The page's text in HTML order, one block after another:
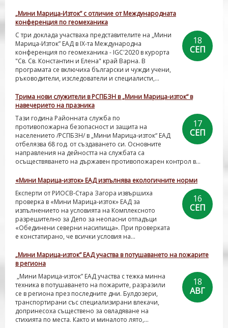
„Мини Марица-Изток” с отличие от Международната
конференция по геомеханика
18
СЕП
С три доклада участваха представителите на „Мини
Марица-Изток” ЕАД в ІХ-та Международна
конференция по геомеханика - IGC'2020 в курорта
"Св. Св. Константин и Елена" край Варна. В
програмата се включиха български и чужди учени,
ръководители, изследователи и специалисти,...
Трима нови служители в РСПБЗН в „Мини Марица-изток“ в
навечерието на празника
17
СЕП
Тази година Районната служба по
противопожарна безопасност и защита на
населението /РСПБЗН/ в „Мини Марица-изток“ ЕАД
отбелязва 68 год. от създаването си. Основните
направления на дейността на службата са
осъществяването на държавен противопожарен контрол в...
«Мини Марица-изток» ЕАД изпълнява екологичните норми
16
СЕП
Експерти от РИОСВ-Стара Загора извършиха
проверка в «Мини Марица-изток» ЕАД за
изпълнението на условията на Комплексното
разрешително за Депо за неопасни отпадъци
«Обединени северни насипища». При проверката
е констатирано, че всички условия на...
„Мини Марица-изток” ЕАД участва в потушаването на пожарите
в региона
18
АВГ
„Мини Марица-изток” ЕАД участва с тежка минна
техника в потушаването на пожарите, разразили
се в региона през последните дни. Булдозери,
транспортирани със специализирани влекачи,
допринесоха съществено за овладяване на
стихията по места. Както и миналото лято,...